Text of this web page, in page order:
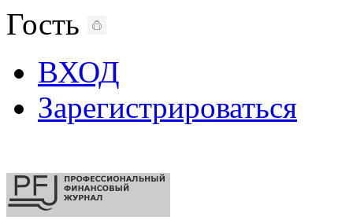
Гость
ВХОД
Зарегистрироваться